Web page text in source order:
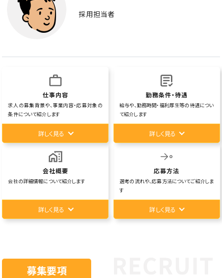
採用担当者
仕事内容
求人の募集背景や、事業内容・応募対象の
条件について紹介します
詳しく見る
勤務条件・待遇
給与や、勤務時間・福利厚生等の待遇につい
て紹介します
詳しく見る
会社概要
会社の詳細情報について紹介します
詳しく見る
応募方法
選考の流れや、応募方法についてご紹介しま
す
詳しく見る
募集要項